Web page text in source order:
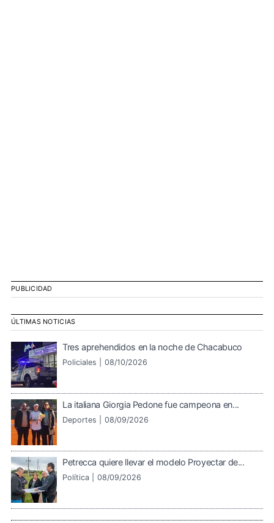
PUBLICIDAD
ÚLTIMAS NOTICIAS
Tres aprehendidos en la noche de Chacabuco
Policiales | 08/10/2026
La italiana Giorgia Pedone fue campeona en...
Deportes | 08/09/2026
Petrecca quiere llevar el modelo Proyectar de...
Política | 08/09/2026